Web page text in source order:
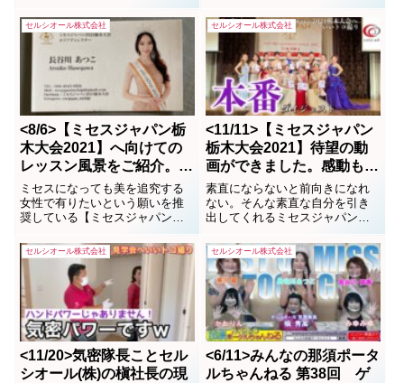
セルシオール株式会社
<8/6>【ミセスジャパン栃
木大会2021】へ向けての
レッスン風景をご紹介。母
から女性への大変身です。
ミセスになっても美を追究する
女性で有りたいという願いを推
奨している【ミセスジャパン栃
風景。今年は9月25日（土）ホテ
ル東日本宇都宮にて数社のスポ
ンサー支援の元、開催される。
家造りに床暖房の要らないダン
デライオンオーナーこと気密隊
長、槇さんもスポンサーの...
セルシオール株式会社
<11/11>【ミセスジャパン
栃木大会2021】待望の動
画ができました。感動もの
です。
素直にならないと前向きになれ
ない。そんな素直な自分を引き
出してくれるミセスジャパン栃
待たせしましたトッシー君の10
分動画、力作です。
セルシオール株式会社
<11/20>気密隊長ことセル
シオール(株)の槇社長の現
セルシオール株式会社
<6/11>みんなの那須ポータ
ルちゃんねる 第38回 ゲ